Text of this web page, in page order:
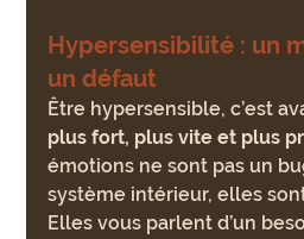
Hypersensibilité : un
un défaut
Être hypersensible, c’est
plus fort, plus vite et plus
émotions ne sont pas un
système intérieur, elles
Elles vous parlent d’un